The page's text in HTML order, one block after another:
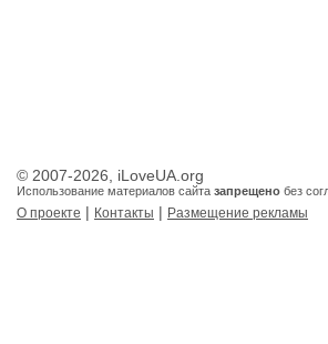
© 2007-2026, iLoveUA.org
Использование материалов сайта запрещено без
О проекте | Контакты | Размещение рекламы